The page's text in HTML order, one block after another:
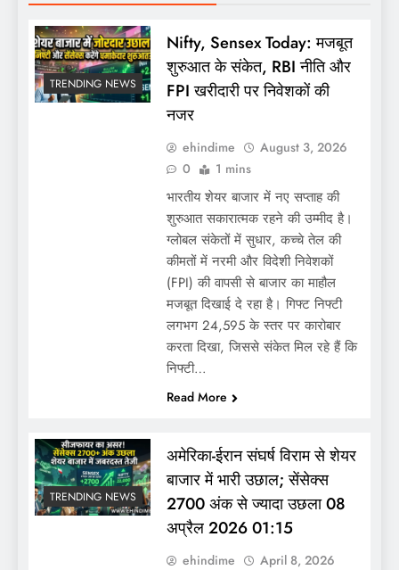
TRENDING NEWS
Nifty, Sensex Today: मजबूत
शुरुआत के संकेत, RBI नीति और
FPI खरीदारी पर निवेशकों की
नजर
ehindime
August 3, 2026
0
1 mins
भारतीय शेयर बाजार में नए सप्ताह की
शुरुआत सकारात्मक रहने की उम्मीद है।
ग्लोबल संकेतों में सुधार, कच्चे तेल की
कीमतों में नरमी और विदेशी निवेशकों
(FPI) की वापसी से बाजार का माहौल
मजबूत दिखाई दे रहा है। गिफ्ट निफ्टी
लगभग 24,595 के स्तर पर कारोबार
करता दिखा, जिससे संकेत मिल रहे हैं कि
निफ्टी…
Read More
TRENDING NEWS
अमेरिका-ईरान संघर्ष विराम से शेयर
बाजार में भारी उछाल; सेंसेक्स
2700 अंक से ज्यादा उछला 08
अप्रैल 2026 01:15
ehindime
April 8, 2026